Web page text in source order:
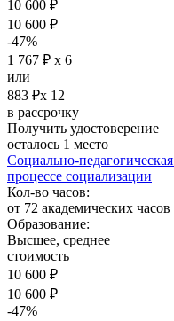
10 600 ₽
10 600 ₽
-47%
1 767 ₽ х 6
или
883 ₽х 12
в рассрочку
Получить удостоверение
осталось 1 место
Социально-
процессе социализации
Кол-во часов:
от 72 академических часов
Образование:
Высшее, среднее
стоимость
10 600 ₽
10 600 ₽
-47%